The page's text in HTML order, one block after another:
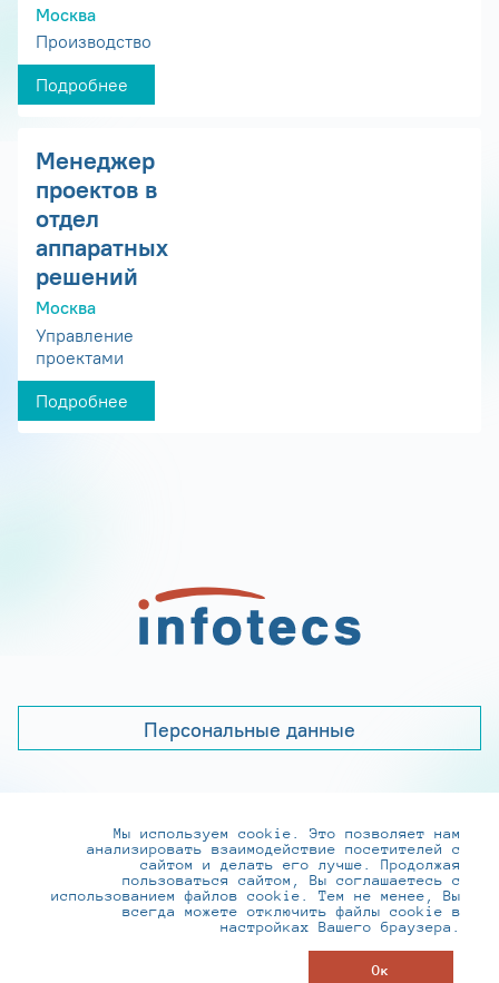
Москва
Производство
Подробнее
Менеджер
проектов в
отдел
аппаратных
решений
Москва
Управление
проектами
Подробнее
Персональные данные
+7 (495) 737-6192, 8-800-250-0-260
practice@infotecs.ru,hr@infotecs.ru
127273, г. Москва, Отрадная ул., 2Б строение 1
Мы используем cookie. Это позволяет нам
анализировать взаимодействие посетителей с
сайтом и делать его лучше. Продолжая
пользоваться сайтом, Вы соглашаетесь с
использованием файлов cookie. Тем не менее, Вы
всегда можете отключить файлы cookie в
настройках Вашего браузера.
Ок